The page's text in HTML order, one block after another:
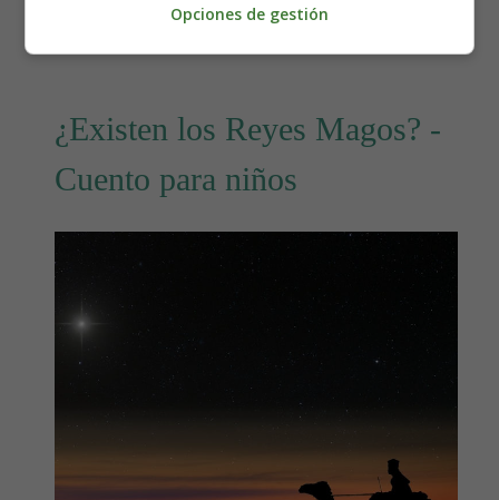
Leer más: Noche de Reyes 👑 - Poesías Infantiles
¿Existen los Reyes Magos? -
Cuento para niños
Opciones de gestión